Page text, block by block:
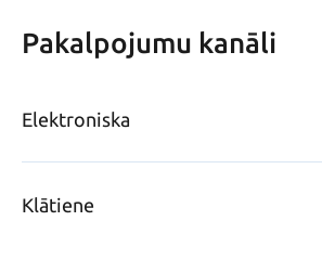
Pakalpojumu kanāli
Elektroniska
Klātiene